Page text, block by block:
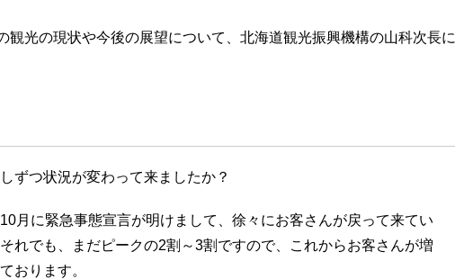
観光の現状や今後の展望について、北海道観光振興機構の山科次長に
ずつ状況が変わって来ましたか？
月に緊急事態宣言が明けまして、徐々にお客さんが戻って来てい
れでも、まだピークの2割～3割ですので、これからお客さんが増
おります。